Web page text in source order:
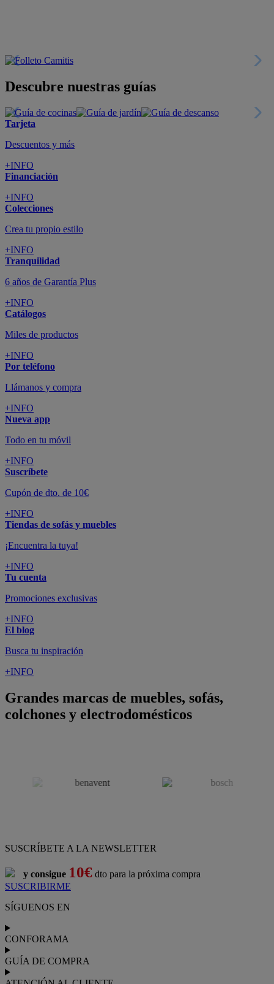
Descubre nuestras guías
Tarjeta
Descuentos y más
+INFO
Financiación
+INFO
Colecciones
Crea tu propio estilo
+INFO
Tranquilidad
6 años de Garantía Plus
+INFO
Catálogos
Miles de productos
+INFO
Por teléfono
Llámanos y compra
+INFO
Nueva app
Todo en tu móvil
+INFO
Suscríbete
Cupón de dto. de 10€
+INFO
Tiendas de sofás y muebles
¡Encuentra la tuya!
+INFO
Tu cuenta
Promociones exclusivas
+INFO
El blog
Busca tu inspiración
+INFO
Grandes marcas de muebles, sofás,
colchones y electrodomésticos
SUSCRÍBETE A LA NEWSLETTER
y consigue 10€ dto para la próxima compra
SUSCRIBIRME
SÍGUENOS EN
CONFORAMA
GUÍA DE COMPRA